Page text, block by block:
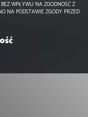
WPŁYWU NA ZGODNOŚĆ Z
NA PODSTAWIE ZGODY PRZED